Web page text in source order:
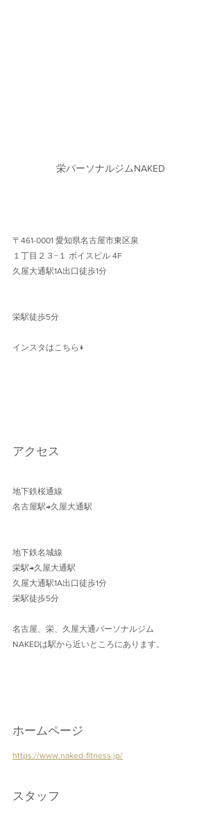
栄パーソナルジムNAKED
〒461-0001 愛知県名古屋市東区泉
１丁目２３−１ ボイスビル 4F
久屋大通駅1A出口徒歩1分
栄駅徒歩5分
インスタはこちら↓
アクセス
地下鉄桜通線
名古屋駅→久屋大通駅
地下鉄名城線
栄駅→久屋大通駅
久屋大通駅1A出口徒歩1分
栄駅徒歩5分
名古屋、栄、久屋大通パーソナルジム
NAKEDは駅から近いところにあります。
ホームページ
https://www.naked-fitness.jp/
スタッフ